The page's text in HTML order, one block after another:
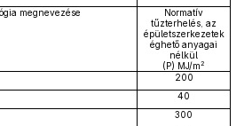
megnevezése
Normatív
tűzterhelés, az
épületszerkezetek
éghető anyagai
nélkül
(P) MJ/m2
200
40
300